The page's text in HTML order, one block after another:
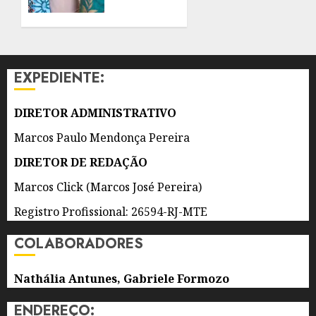
6 DE
AGOSTO
DE 2026
0
EXPEDIENTE:
DIRETOR ADMINISTRATIVO
Marcos Paulo Mendonça Pereira
DIRETOR DE REDAÇÃO
Marcos Click (Marcos José Pereira)
Registro Profissional: 26594-RJ-MTE
COLABORADORES
Nathália Antunes, Gabriele Formozo
ENDEREÇO: